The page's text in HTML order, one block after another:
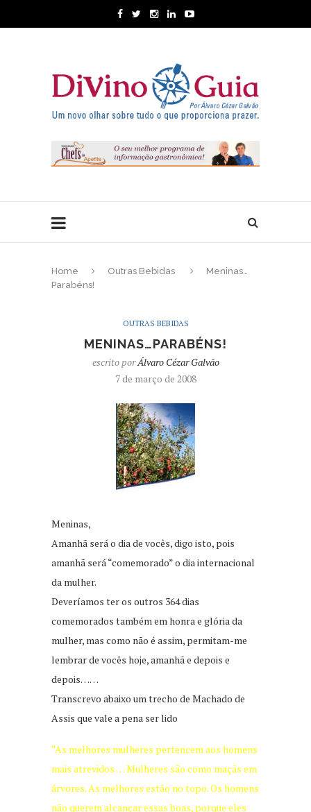
Home Outras Bebidas
Meninas…
Parabéns!
OUTRAS BEBIDAS
MENINAS…PARABÉNS!
escrito porÁlvaro Cézar Galvão
7 de março de 2008
Meninas,
Amanhã será o dia de vocês, digo isto, pois
amanhã será “comemorado” o dia internacional
da mulher.
Deveríamos ter os outros 364 dias
comemorados também em honra e glória da
mulher, mas como não é assim, permitam-me
lembrar de vocês hoje, amanhã e depois e
depois……
Transcrevo abaixo um trecho de Machado de
Assis que vale a pena ser lido
“As melhores mulheres pertencem aos homens
mais atrevidos … Mulheres são como maçãs em
árvores. As melhores estão no topo. Os homens
não querem alcançar essas boas, porque eles